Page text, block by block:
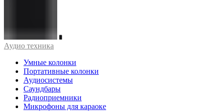
Аудио техника
Умные колонки
Портативные колонки
Аудиосистемы
Саундбары
Радиоприемники
Микрофоны для караоке